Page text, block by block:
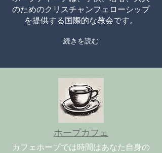
のためのクリスチャンフェローシップ
を提供する国際的な教会です。
続きを読む
ホープカフェ
カフェホープでは時間はあなた自身の